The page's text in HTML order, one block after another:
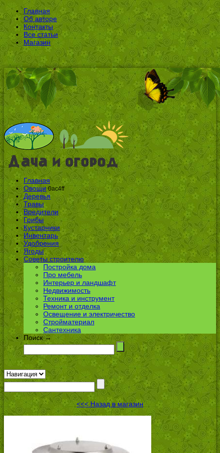
Главная
Об авторе
Контакты
Все статьи
Магазин
Главная
Овощи 0ac4ff
Деревья
Травы
Вредители
Грибы
Кустарники
Инвентарь
Удобрения
Ягоды
Советы строителю
Постройка дома
Про мебель
Интерьер и ландшафт
Недвижимость
Техника и инструмент
Ремонт и отделка
Освещение и электричество
Стройматериал
Сантехника
Поиск →
<<< Назад в магазин